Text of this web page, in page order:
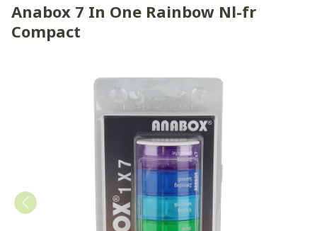
Anabox 7 In One Rainbow Nl-fr
Compact